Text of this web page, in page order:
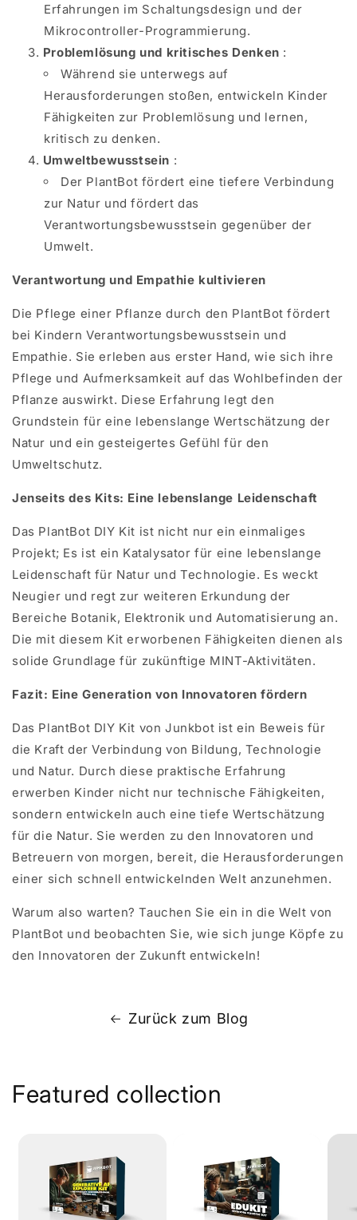
Erfahrungen im Schaltungsdesign und der
Mikrocontroller-Programmierung.
Problemlösung und kritisches Denken :
Während sie unterwegs auf
Herausforderungen stoßen, entwickeln Kinder
Fähigkeiten zur Problemlösung und lernen,
kritisch zu denken.
Umweltbewusstsein :
Der PlantBot fördert eine tiefere Verbindung
zur Natur und fördert das
Verantwortungsbewusstsein gegenüber der
Umwelt.
Verantwortung und Empathie kultivieren
Die Pflege einer Pflanze durch den PlantBot fördert
bei Kindern Verantwortungsbewusstsein und
Empathie. Sie erleben aus erster Hand, wie sich ihre
Pflege und Aufmerksamkeit auf das Wohlbefinden der
Pflanze auswirkt. Diese Erfahrung legt den
Grundstein für eine lebenslange Wertschätzung der
Natur und ein gesteigertes Gefühl für den
Umweltschutz.
Jenseits des Kits: Eine lebenslange Leidenschaft
Das PlantBot DIY Kit ist nicht nur ein einmaliges
Projekt; Es ist ein Katalysator für eine lebenslange
Leidenschaft für Natur und Technologie. Es weckt
Neugier und regt zur weiteren Erkundung der
Bereiche Botanik, Elektronik und Automatisierung an.
Die mit diesem Kit erworbenen Fähigkeiten dienen als
solide Grundlage für zukünftige MINT-Aktivitäten.
Fazit: Eine Generation von Innovatoren fördern
Das PlantBot DIY Kit von Junkbot ist ein Beweis für
die Kraft der Verbindung von Bildung, Technologie
und Natur. Durch diese praktische Erfahrung
erwerben Kinder nicht nur technische Fähigkeiten,
sondern entwickeln auch eine tiefe Wertschätzung
für die Natur. Sie werden zu den Innovatoren und
Betreuern von morgen, bereit, die Herausforderungen
einer sich schnell entwickelnden Welt anzunehmen.
Warum also warten? Tauchen Sie ein in die Welt von
PlantBot und beobachten Sie, wie sich junge Köpfe zu
den Innovatoren der Zukunft entwickeln!
Zurück zum Blog
Featured collection